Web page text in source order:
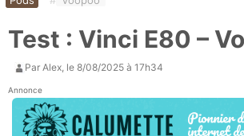
Test : Vinci E80 –
Par Alex, le 8/08/2025 à 17h34
Annonce